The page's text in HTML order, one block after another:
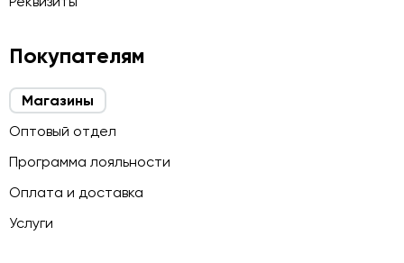
Покупателям
Магазины
Оптовый отдел
Программа лояльности
Оплата и доставка
Услуги